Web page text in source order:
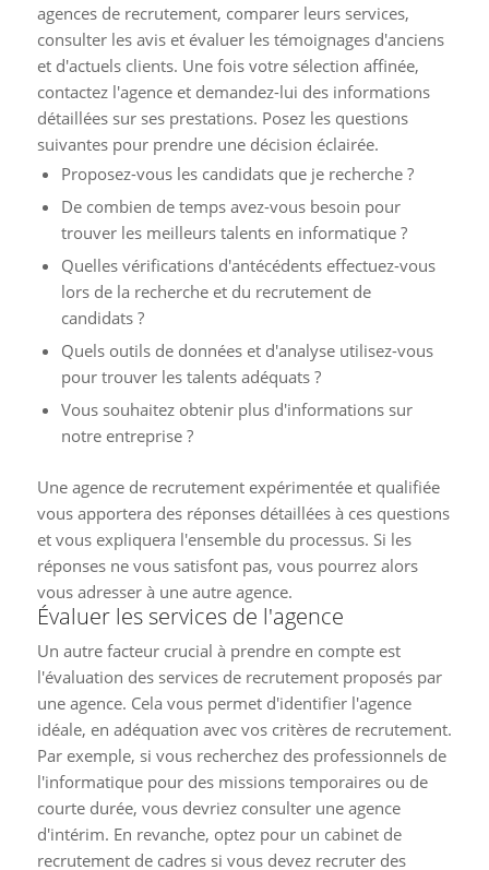
agences de recrutement, comparer leurs services,
consulter les avis et évaluer les témoignages d'anciens
et d'actuels clients. Une fois votre sélection affinée,
contactez l'agence et demandez-lui des informations
détaillées sur ses prestations. Posez les questions
suivantes pour prendre une décision éclairée.
Proposez-vous les candidats que je recherche ?
De combien de temps avez-vous besoin pour
trouver les meilleurs talents en informatique ?
Quelles vérifications d'antécédents effectuez-vous
lors de la recherche et du recrutement de
candidats ?
Quels outils de données et d'analyse utilisez-vous
pour trouver les talents adéquats ?
Vous souhaitez obtenir plus d'informations sur
notre entreprise ?
Une agence de recrutement expérimentée et qualifiée
vous apportera des réponses détaillées à ces questions
et vous expliquera l'ensemble du processus. Si les
réponses ne vous satisfont pas, vous pourrez alors
vous adresser à une autre agence.
Évaluer les services de l'agence
Un autre facteur crucial à prendre en compte est
l'évaluation des services de recrutement proposés par
une agence. Cela vous permet d'identifier l'agence
idéale, en adéquation avec vos critères de recrutement.
Par exemple, si vous recherchez des professionnels de
l'informatique pour des missions temporaires ou de
courte durée, vous devriez consulter une agence
d'intérim. En revanche, optez pour un cabinet de
recrutement de cadres si vous devez recruter des